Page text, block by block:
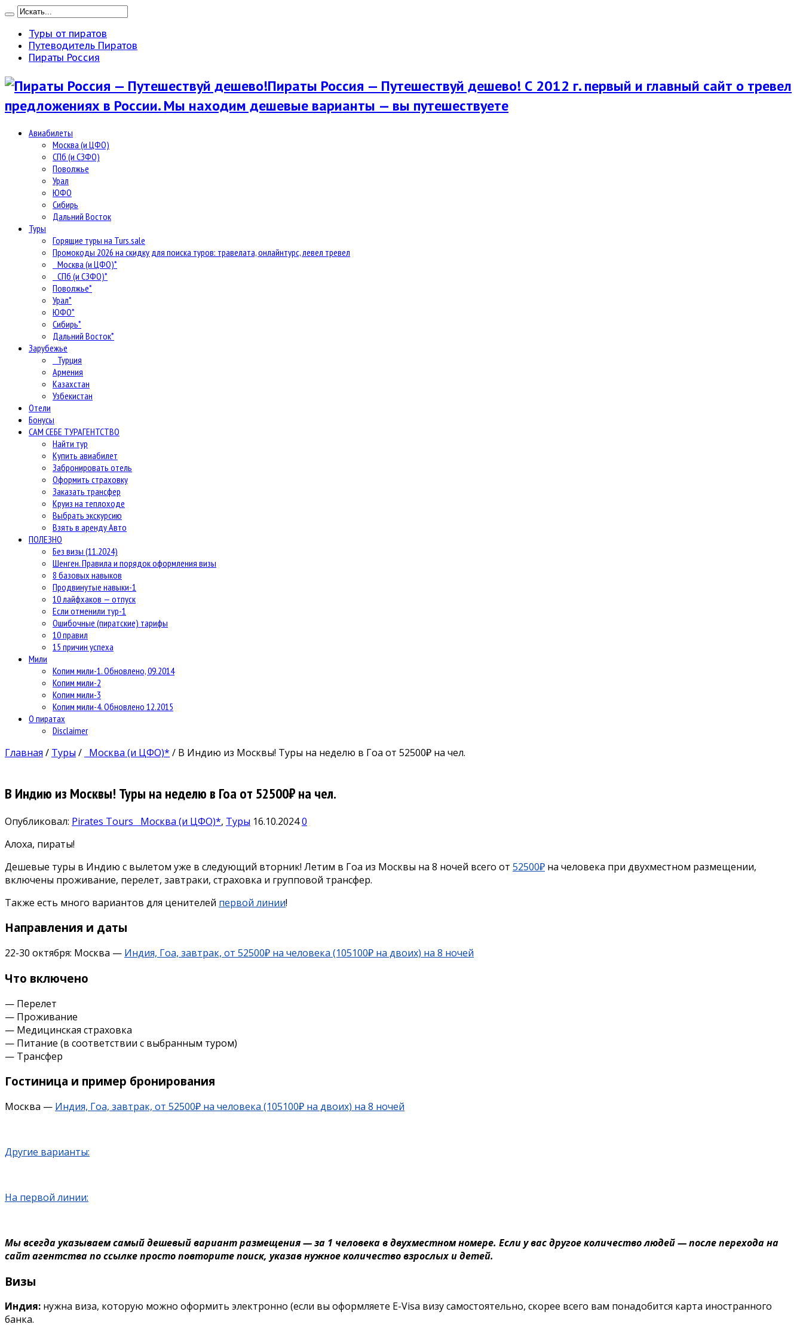
Туры от пиратов
Путеводитель Пиратов
Пираты Россия
Пираты Россия — Путешествуй дешево! С 2012 г. первый и главный сайт о тревел
предложениях в России. Мы находим дешевые варианты — вы путешествуете
Авиабилеты
Москва (и ЦФО)
СПб (и СЗФО)
Поволжье
Урал
ЮФО
Сибирь
Дальний Восток
Туры
Горящие туры на Turs.sale
Промокоды 2026 на скидку для поиска туров: травелата, онлайнтурс, левел тревел
Москва (и ЦФО)*
СПб (и СЗФО)*
Поволжье*
Урал*
ЮФО*
Сибирь*
Дальний Восток*
Зарубежье
Турция
Армения
Казахстан
Узбекистан
Отели
Бонусы
САМ СЕБЕ ТУРАГЕНТСТВО
Найти тур
Купить авиабилет
Забронировать отель
Оформить страховку
Заказать трансфер
Круиз на теплоходе
Выбрать экскурсию
Взять в аренду Авто
ПОЛЕЗНО
Без визы (11.2024)
Шенген. Правила и порядок оформления визы
8 базовых навыков
Продвинутые навыки-1
10 лайфхаков — отпуск
Если отменили тур-1
Ошибочные (пиратские) тарифы
10 правил
15 причин успеха
Мили
Копим мили-1. Обновлено, 09.2014
Копим мили-2
Копим мили-3
Копим мили-4. Обновлено 12.2015
О пиратах
Disclaimer
Главная / Туры / Москва (и ЦФО)* / В Индию из Москвы! Туры на неделю в Гоа от 52500₽ на чел.
В Индию из Москвы! Туры на неделю в Гоа от 52500₽ на чел.
Опубликовал: Pirates Tours Москва (и ЦФО)*, Туры 16.10.20240
Алоха, пираты!
Дешевые туры в Индию с вылетом уже в следующий вторник! Летим в Гоа из Москвы на 8 ночей всего от 52500₽ на человека при двухместном размещении,
включены проживание, перелет, завтраки, страховка и групповой трансфер.
Также есть много вариантов для ценителей первой линии!
Направления и даты
22-30 октября: Москва — Индия, Гоа, завтрак, от 52500₽ на человека (105100₽ на двоих) на 8 ночей
Что включено
— Перелет
— Проживание
— Медицинская страховка
— Питание (в соответствии с выбранным туром)
— Трансфер
Гостиница и пример бронирования
Москва — Индия, Гоа, завтрак, от 52500₽ на человека (105100₽ на двоих) на 8 ночей
Другие варианты:
На первой линии:
Мы всегда указываем самый дешевый вариант размещения — за 1 человека в двухместном номере. Если у вас другое количество людей — после перехода на
сайт агентства по ссылке просто повторите поиск, указав нужное количество взрослых и детей.
Визы
Индия: нужна виза, которую можно оформить электронно (если вы оформляете E-Visa визу самостоятельно, скорее всего вам понадобится карта иностранного
банка.